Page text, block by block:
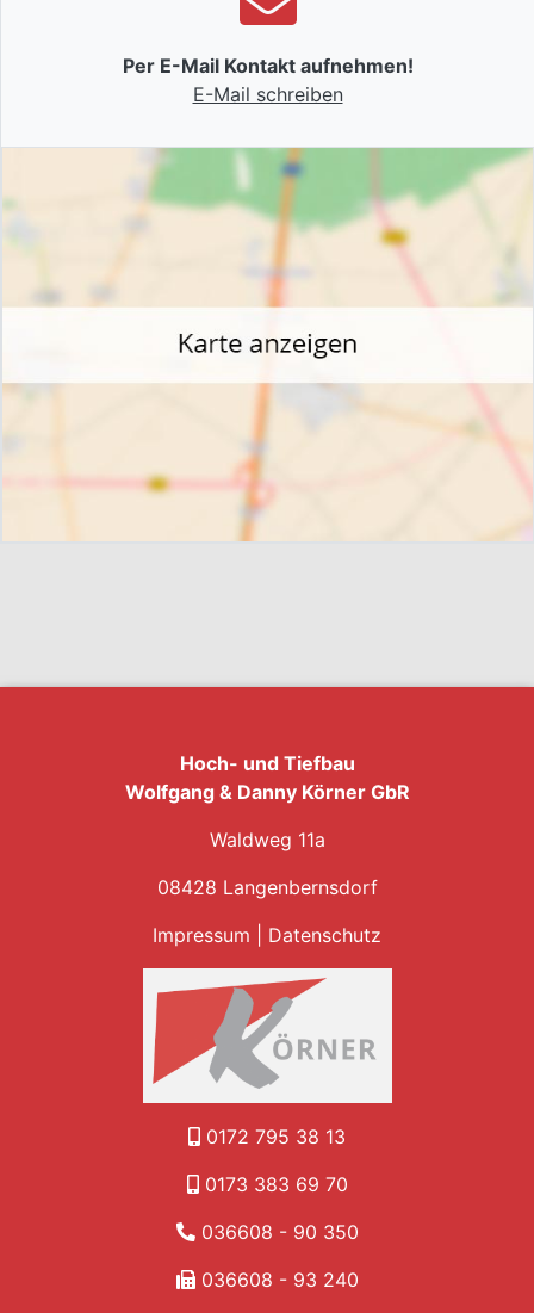
Per E-Mail Kontakt aufnehmen!
E-Mail schreiben
Hoch- und Tiefbau
Wolfgang & Danny Körner GbR
Waldweg 11a
08428 Langenbernsdorf
Impressum
Datenschutz
0172 795 38 13
0173 383 69 70
036608 - 90 350
036608 - 93 240